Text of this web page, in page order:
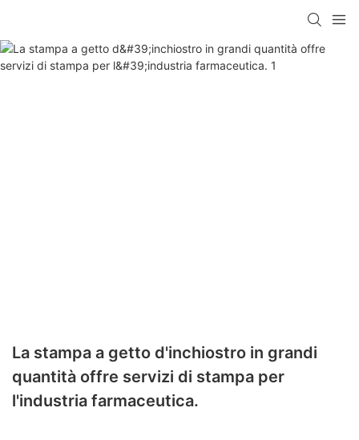
La stampa a getto d'inchiostro in grandi
quantità offre servizi di stampa per
l'industria farmaceutica.